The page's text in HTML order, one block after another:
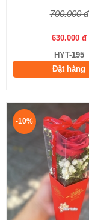
700.000 đ
630.000 đ
HYT-195
Đặt hàng
-10%